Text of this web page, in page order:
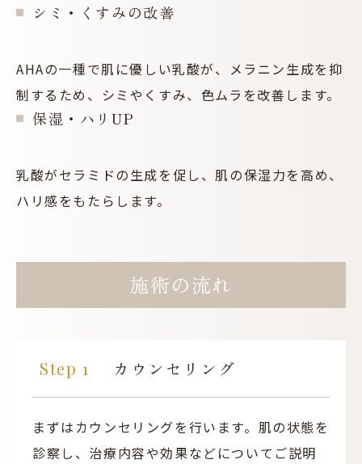
シミ・くすみの改善
AHAの一種で肌に優しい乳酸が、メラニン生成を抑
制するため、シミやくすみ、色ムラを改善します。
保湿・ハリUP
乳酸がセラミドの生成を促し、肌の保湿力を高め、
ハリ感をもたらします。
施術の流れ
カウンセリング
まずはカウンセリングを行います。肌の状態を
診察し、治療内容や効果などについてご説明